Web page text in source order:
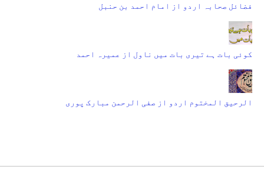
فضائل صحابہ اردو از امام احمد بن حنبل
کوئی بات ہے تیری بات میں ناول از عمیرہ احمد
الرحیق المختوم اردو از صفی الرحمن مبارک پوری